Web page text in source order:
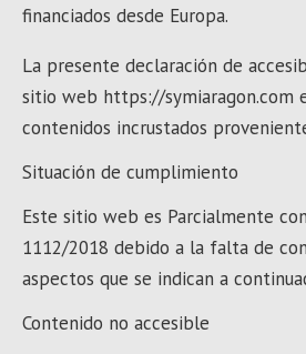
financiados desde Europa.
La presente declaración de
sitio web https://symiaragon.com
contenidos incrustados
Situación de cumplimiento
Este sitio web es Parcialmente
1112/2018 debido a la falta de
aspectos que se indican a
Contenido no accesible